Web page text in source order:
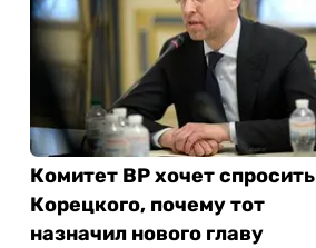
Комитет ВР хочет спросить
Корецкого, почему тот
назначил нового главу